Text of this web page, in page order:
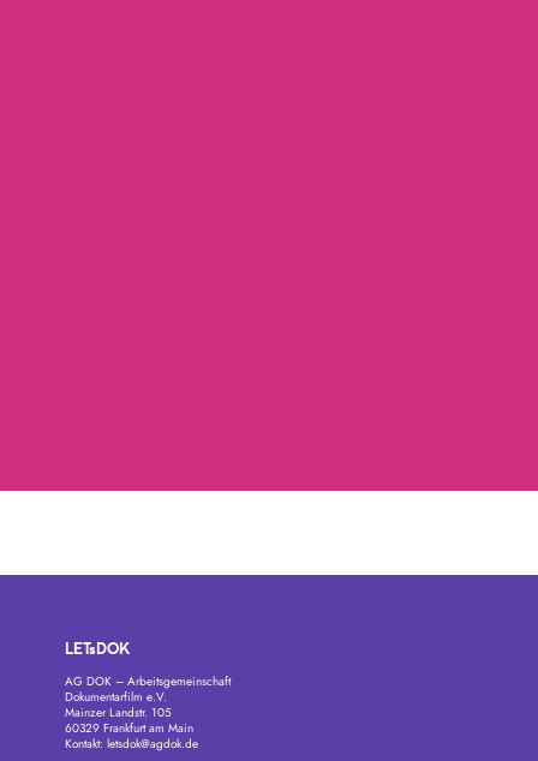
LETsDOK
AG DOK – Arbeitsgemeinschaft
Dokumentarfilm e.V.
Mainzer Landstr. 105
60329 Frankfurt am Main
Kontakt: letsdok@agdok.de